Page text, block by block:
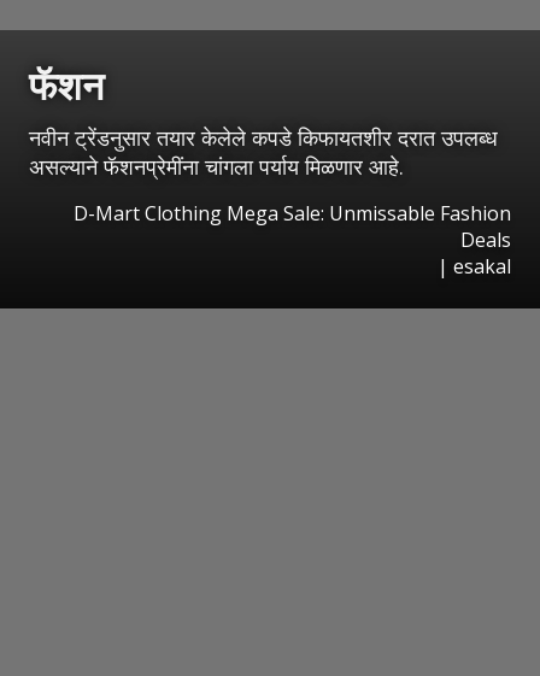
फॅशन
नवीन ट्रेंडनुसार तयार केलेले कपडे किफायतशीर दरात उपलब्ध
असल्याने फॅशनप्रेमींना चांगला पर्याय मिळणार आहे.
D-Mart Clothing Mega Sale: Unmissable Fashion
Deals
| esakal